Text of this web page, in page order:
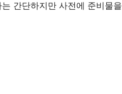
간단하지만 사전에 준비물을